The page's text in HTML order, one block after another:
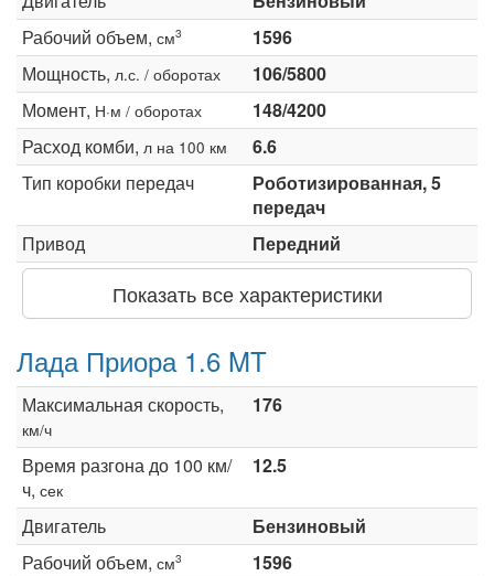
Рабочий объем, см3
1596
Мощность, л.с. / оборотах
106/5800
Момент, Н·м / оборотах
148/4200
Расход комби, л на 100 км
6.6
Тип коробки передач
Роботизированная, 5
передач
Привод
Передний
Показать все характеристики
Лада Приора 1.6 MT
Максимальная скорость,
км/ч
176
Время разгона до 100 км/
ч, сек
12.5
Двигатель
Бензиновый
Рабочий объем, см3
1596